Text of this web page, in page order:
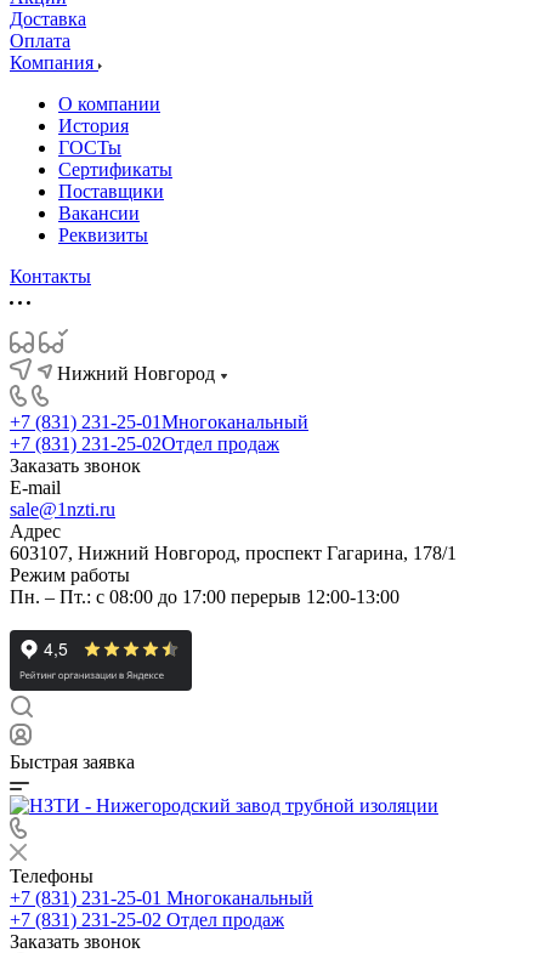
Доставка
Оплата
Компания
О компании
История
ГОСТы
Сертификаты
Поставщики
Вакансии
Реквизиты
Контакты
Нижний Новгород
+7 (831) 231-25-01Многоканальный
+7 (831) 231-25-02Отдел продаж
Заказать звонок
E-mail
sale@1nzti.ru
Адрес
603107, Нижний Новгород, проспект Гагарина, 178/1
Режим работы
Пн. – Пт.: с 08:00 до 17:00 перерыв 12:00-13:00
Быстрая заявка
Телефоны
+7 (831) 231-25-01 Многоканальный
+7 (831) 231-25-02 Отдел продаж
Заказать звонок